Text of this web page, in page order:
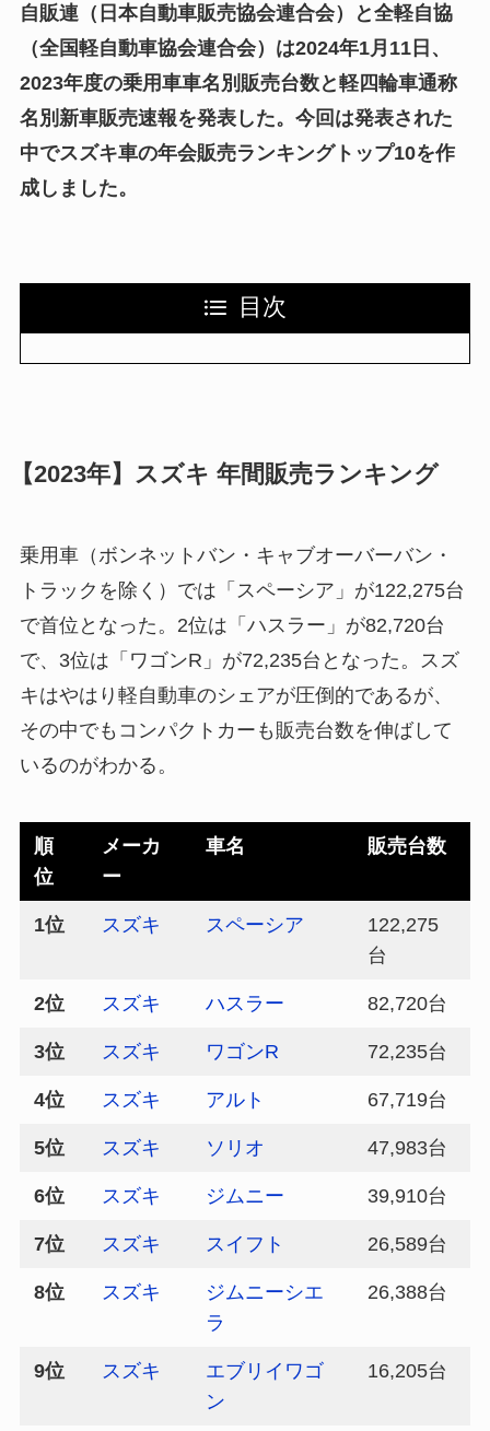
自販連（日本自動車販売協会連合会）と全軽自協
（全国軽自動車協会連合会）は2024年1月11日、
2023年度の乗用車車名別販売台数と軽四輪車通称
名別新車販売速報を発表した。今回は発表された
中でスズキ車の年会販売ランキングトップ10を作
成しました。
目次
【2023年】スズキ 年間販売ランキング
乗用車（ボンネットバン・キャブオーバーバン・
トラックを除く）では「スペーシア」が122,275台
で首位となった。2位は「ハスラー」が82,720台
で、3位は「ワゴンR」が72,235台となった。スズ
キはやはり軽自動車のシェアが圧倒的であるが、
その中でもコンパクトカーも販売台数を伸ばして
いるのがわかる。
順
位
メーカ
ー
車名 販売台数
1位 スズキ スペーシア
122,275
台
2位 スズキ ハスラー 82,720台
3位 スズキ ワゴンR 72,235台
4位 スズキ アルト 67,719台
5位 スズキ ソリオ 47,983台
6位 スズキ ジムニー 39,910台
7位 スズキ スイフト 26,589台
8位 スズキ
ジムニーシエ
ラ
26,388台
9位 スズキ
エブリイワゴ
ン
16,205台